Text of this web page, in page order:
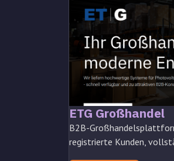
ETG Großhandel
B2B-
registrierte Kunden,